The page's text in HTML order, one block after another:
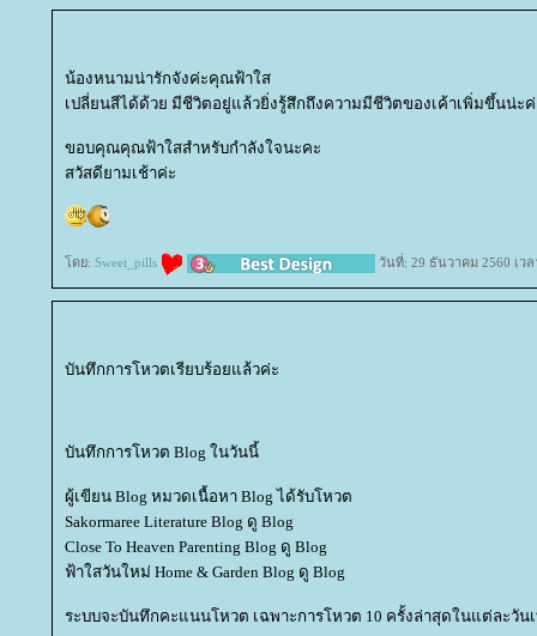
น้องหนามน่ารักจังค่ะคุณฟ้าใส
เปลี่ยนสีได้ด้วย มีชีวิตอยู่แล้วยิ่งรู้สึกถึงความมีชีวิตของเค้าเพิ่มขึ้นน่ะ
ขอบคุณคุณฟ้าใสสำหรับกำลังใจนะคะ
สวัสดียามเช้าค่ะ
ดย: Sweet_pills วันที่: 29 ธันวาคม 2560 เว
บันทึกการโหวตเรียบร้อยแล้วค่ะ
บันทึกการโหวต Blog ในวันนี้
ผู้เขียน Blog หมวดเนื้อหา Blog ได้รับโหวต
Sakormaree Literature Blog ดู Blog
Close To Heaven Parenting Blog ดู Blog
ฟ้าใสวันใหม่ Home & Garden Blog ดู Blog
ระบบจะบันทึกคะแนนโหวต เฉพาะการโหวต 10 ครั้งล่าสุดในแต่ละวัน